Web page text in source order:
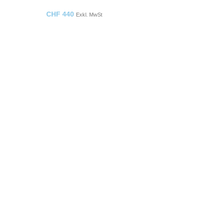
CHF 440 Exkl. MwSt